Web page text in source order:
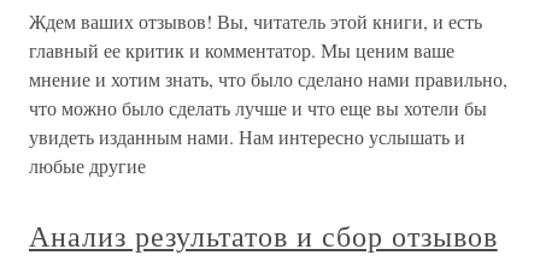
Ждем ваших отзывов! Вы, читатель этой книги, и есть
главный ее критик и комментатор. Мы ценим ваше
мнение и хотим знать, что было сделано нами правильно,
что можно было сделать лучше и что еще вы хотели бы
увидеть изданным нами. Нам интересно услышать и
любые другие
Анализ результатов и сбор отзывов